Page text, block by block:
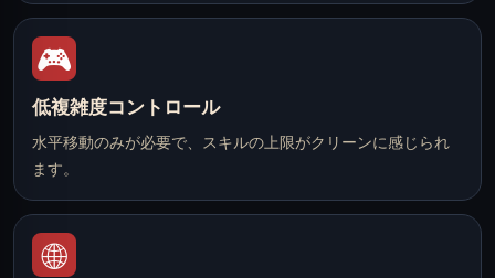
🎮
低複雑度コントロール
水平移動のみが必要で、スキルの上限がクリーンに感じられ
ます。
🌐